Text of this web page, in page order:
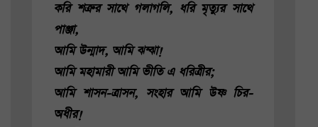
করি শত্রুর সাথে গলাগলি, ধরি মৃত্যুর সাথে
পাঞ্জা,
আমি উন্মাদ, আমি ঝন্ঝা!
আমি মহামারী আমি ভীতি এ ধরিত্রীর;
আমি শাসন-ত্রাসন, সংহার আমি উষ্ণ চির-
অধীর!